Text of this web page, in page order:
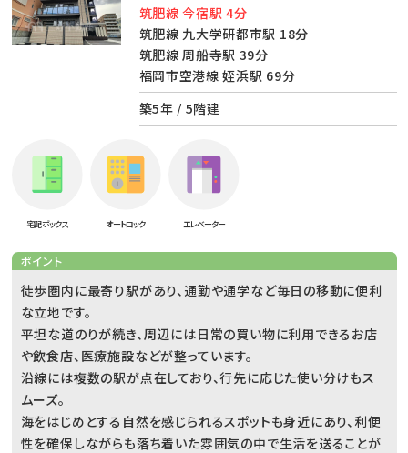
筑肥線 今宿駅 4分
筑肥線 九大学研都市駅 18分
筑肥線 周船寺駅 39分
福岡市空港線 姪浜駅 69分
築5年 / 5階建
宅配ボックス オートロック エレベーター
ポイント
徒歩圏内に最寄り駅があり、通勤や通学など毎日の移動に便利
な立地です。
平坦な道のりが続き、周辺には日常の買い物に利用できるお店
や飲食店、医療施設などが整っています。
沿線には複数の駅が点在しており、行先に応じた使い分けもス
ムーズ。
海をはじめとする自然を感じられるスポットも身近にあり、利便
性を確保しながらも落ち着いた雰囲気の中で生活を送ることが